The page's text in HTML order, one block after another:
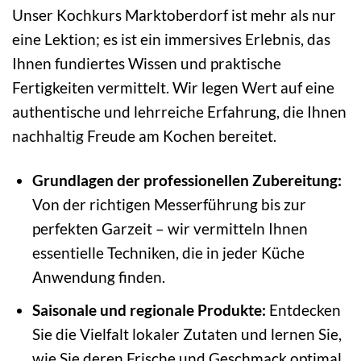
Unser Kochkurs Marktoberdorf ist mehr als nur
eine Lektion; es ist ein immersives Erlebnis, das
Ihnen fundiertes Wissen und praktische
Fertigkeiten vermittelt. Wir legen Wert auf eine
authentische und lehrreiche Erfahrung, die Ihnen
nachhaltig Freude am Kochen bereitet.
Grundlagen der professionellen Zubereitung:
Von der richtigen Messerführung bis zur
perfekten Garzeit – wir vermitteln Ihnen
essentielle Techniken, die in jeder Küche
Anwendung finden.
Saisonale und regionale Produkte: Entdecken
Sie die Vielfalt lokaler Zutaten und lernen Sie,